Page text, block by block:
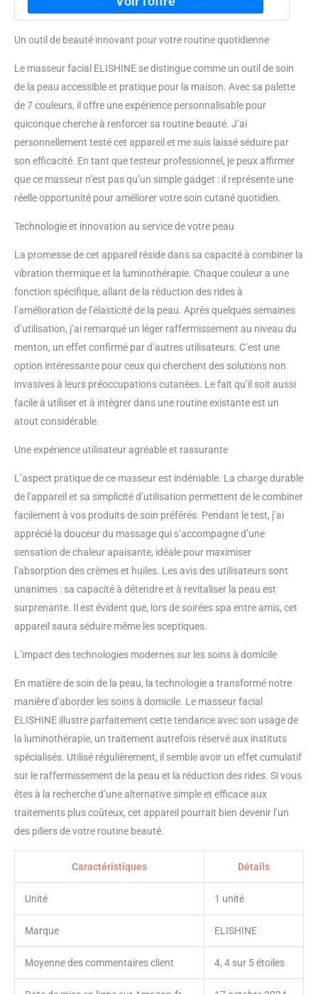
Un outil de beauté innovant pour votre routine quotidienne
Le masseur facial ELISHINE se distingue comme un outil de soin
de la peau accessible et pratique pour la maison. Avec sa palette
de 7 couleurs, il offre une expérience personnalisable pour
quiconque cherche à renforcer sa routine beauté. J’ai
personnellement testé cet appareil et me suis laissé séduire par
son efficacité. En tant que testeur professionnel, je peux affirmer
que ce masseur n’est pas qu’un simple gadget : il représente une
réelle opportunité pour améliorer votre soin cutané quotidien.
Technologie et innovation au service de votre peau
La promesse de cet appareil réside dans sa capacité à combiner la
vibration thermique et la luminothérapie. Chaque couleur a une
fonction spécifique, allant de la réduction des rides à
l’amélioration de l’élasticité de la peau. Après quelques semaines
d’utilisation, j’ai remarqué un léger raffermissement au niveau du
menton, un effet confirmé par d’autres utilisateurs. C’est une
option intéressante pour ceux qui cherchent des solutions non
invasives à leurs préoccupations cutanées. Le fait qu’il soit aussi
facile à utiliser et à intégrer dans une routine existante est un
atout considérable.
Une expérience utilisateur agréable et rassurante
L’aspect pratique de ce masseur est indéniable. La charge durable
de l’appareil et sa simplicité d’utilisation permettent de le combiner
facilement à vos produits de soin préférés. Pendant le test, j’ai
apprécié la douceur du massage qui s’accompagne d’une
sensation de chaleur apaisante, idéale pour maximiser
l’absorption des crèmes et huiles. Les avis des utilisateurs sont
unanimes : sa capacité à détendre et à revitaliser la peau est
surprenante. Il est évident que, lors de soirées spa entre amis, cet
appareil saura séduire même les sceptiques.
L’impact des technologies modernes sur les soins à domicile
En matière de soin de la peau, la technologie a transformé notre
manière d’aborder les soins à domicile. Le masseur facial
ELISHINE illustre parfaitement cette tendance avec son usage de
la luminothérapie, un traitement autrefois réservé aux instituts
spécialisés. Utilisé régulièrement, il semble avoir un effet cumulatif
sur le raffermissement de la peau et la réduction des rides. Si vous
êtes à la recherche d’une alternative simple et efficace aux
traitements plus coûteux, cet appareil pourrait bien devenir l’un
des piliers de votre routine beauté.
Caractéristiques Détails
Unité 1 unité
Marque ELISHINE
Moyenne des commentaires client 4, 4 sur 5 étoiles